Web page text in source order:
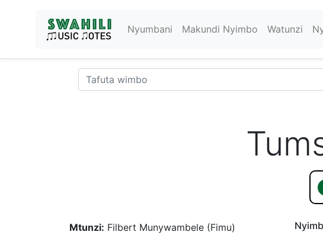
Nyumbani Makundi Nyimbo Watunzi
Mtunzi: Filbert Munywambele (Fimu)